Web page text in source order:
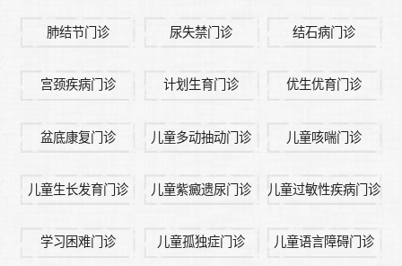
肺结节门诊 尿失禁门诊 结石病门诊
宫颈疾病门诊 计划生育门诊 优生优育门诊
盆底康复门诊 儿童多动抽动门诊 儿童咳喘门诊
儿童生长发育门诊 儿童紫癜遗尿门诊 儿童过敏性疾病门诊
学习困难门诊 儿童孤独症门诊 儿童语言障碍门诊